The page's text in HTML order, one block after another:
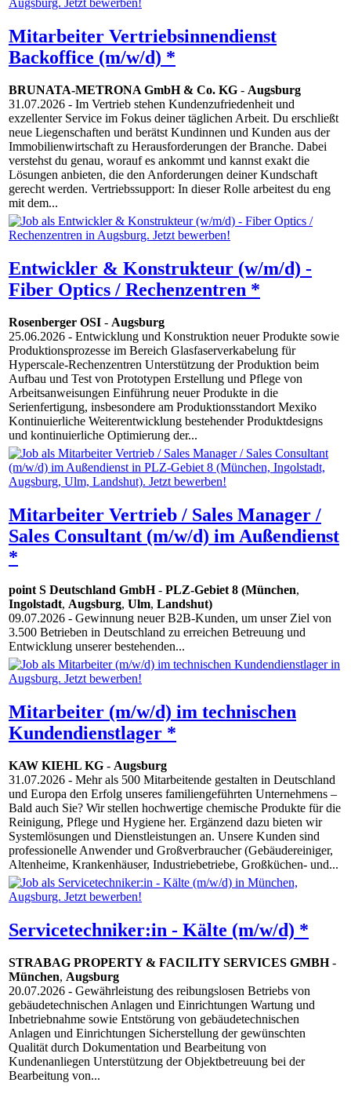
Mitarbeiter Vertriebsinnendienst
Backoffice (m/w/d) *
BRUNATA-METRONA GmbH & Co. KG - Augsburg
31.07.2026 - Im Vertrieb stehen Kundenzufriedenheit und
exzellenter Service im Fokus deiner täglichen Arbeit. Du erschließt
neue Liegenschaften und berätst Kundinnen und Kunden aus der
Immobilienwirtschaft zu Herausforderungen der Branche. Dabei
verstehst du genau, worauf es ankommt und kannst exakt die
Lösungen anbieten, die den Anforderungen deiner Kundschaft
gerecht werden. Vertriebssupport: In dieser Rolle arbeitest du eng
mit dem...
Entwickler & Konstrukteur (w/m/d) -
Fiber Optics / Rechenzentren *
Rosenberger OSI - Augsburg
25.06.2026 - Entwicklung und Konstruktion neuer Produkte sowie
Produktionsprozesse im Bereich Glasfaserverkabelung für
Hyperscale-Rechenzentren Unterstützung der Produktion beim
Aufbau und Test von Prototypen Erstellung und Pflege von
Arbeitsanweisungen Einführung neuer Produkte in die
Serienfertigung, insbesondere am Produktionsstandort Mexiko
Kontinuierliche Weiterentwicklung bestehender Produktdesigns
und kontinuierliche Optimierung der...
Mitarbeiter Vertrieb / Sales Manager /
Sales Consultant (m/w/d) im Außendienst
*
point S Deutschland GmbH- PLZ-Gebiet 8 (München,
Ingolstadt, Augsburg, Ulm, Landshut)
09.07.2026 - Gewinnung neuer B2B-Kunden, um unser Ziel von
3.500 Betrieben in Deutschland zu erreichen Betreuung und
Entwicklung unserer bestehenden...
Mitarbeiter (m/w/d) im technischen
Kundendienstlager *
KAW KIEHL KG - Augsburg
31.07.2026 - Mehr als 500 Mitarbeitende gestalten in Deutschland
und Europa den Erfolg unseres familiengeführten Unternehmens –
Bald auch Sie? Wir stellen hochwertige chemische Produkte für die
Reinigung, Pflege und Hygiene her. Ergänzend dazu bieten wir
Systemlösungen und Dienstleistungen an. Unsere Kunden sind
professionelle Anwender und Großverbraucher (Gebäudereiniger,
Altenheime, Krankenhäuser, Industriebetriebe, Großküchen- und...
Servicetechniker:in - Kälte (m/w/d) *
STRABAG PROPERTY & FACILITY SERVICES GMBH-
München, Augsburg
20.07.2026 - Gewährleistung des reibungslosen Betriebs von
gebäudetechnischen Anlagen und Einrichtungen Wartung und
Inbetriebnahme sowie Entstörung von gebäudetechnischen
Anlagen und Einrichtungen Sicherstellung der gewünschten
Qualität durch Dokumentation und Bearbeitung von
Kundenanliegen Unterstützung der Objektbetreuung bei der
Bearbeitung von...